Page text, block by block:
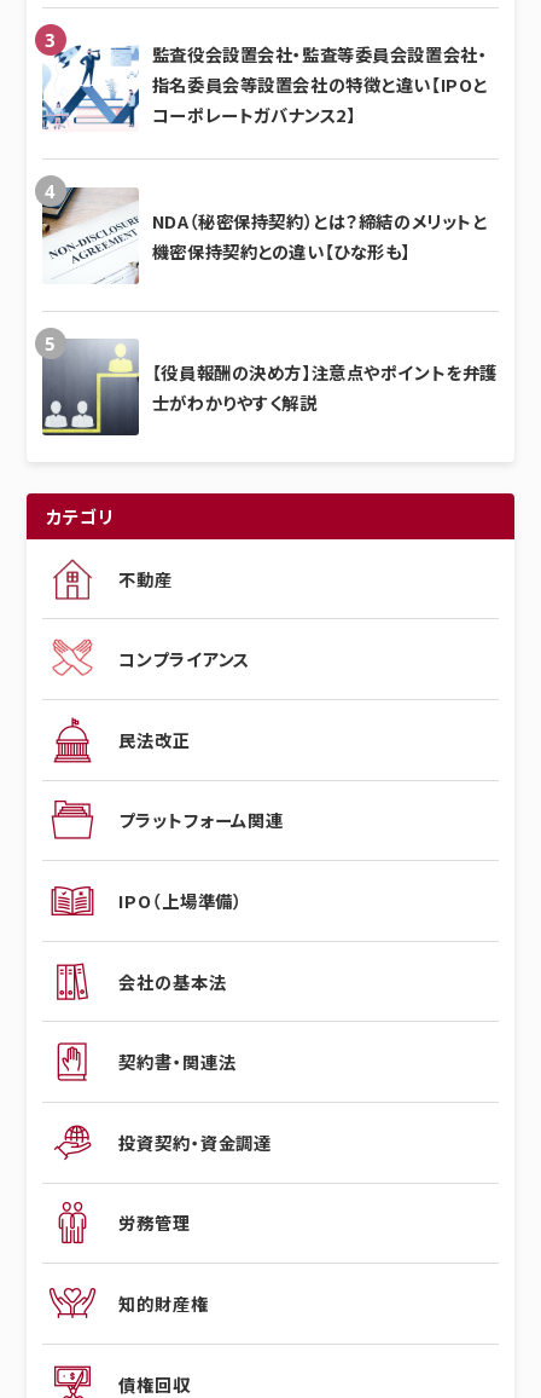
監査役会設置会社・監査等委員会設置会社・
指名委員会等設置会社の特徴と違い【IPOと
コーポレートガバナンス2】
NDA（秘密保持契約）とは？締結のメリットと
機密保持契約との違い【ひな形も】
【役員報酬の決め方】注意点やポイントを弁護
士がわかりやすく解説
カテゴリ
不動産
コンプライアンス
民法改正
プラットフォーム関連
IPO（上場準備）
会社の基本法
契約書・関連法
投資契約・資金調達
労務管理
知的財産権
債権回収